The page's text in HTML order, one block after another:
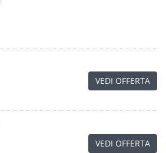
VEDI OFFERTA
VEDI OFFERTA